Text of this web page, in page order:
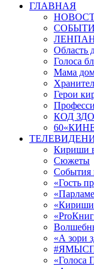
ГЛАВНАЯ
Область
Голоса
Мама
Герои
КОД
Кириши
Сюжеты
События
«Гость
«А зори
«Голоса